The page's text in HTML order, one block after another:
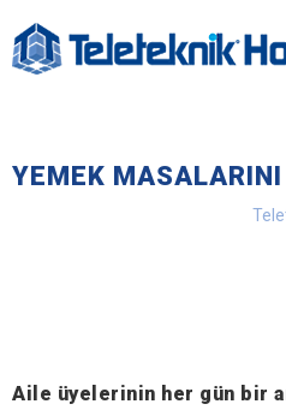
YEMEK MASALARINI
Aile üyelerinin her gün bir